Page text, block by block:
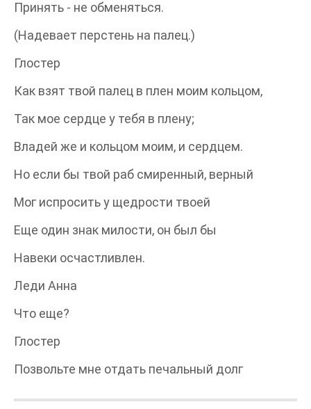
Принять - не обменяться.
(Надевает перстень на палец.)
Глостер
Как взят твой палец в плен моим кольцом,
Так мое сердце у тебя в плену;
Владей же и кольцом моим, и сердцем.
Но если бы твой раб смиренный, верный
Мог испросить у щедрости твоей
Еще один знак милости, он был бы
Навеки осчастливлен.
Леди Анна
Что еще?
Глостер
Позвольте мне отдать печальный долг